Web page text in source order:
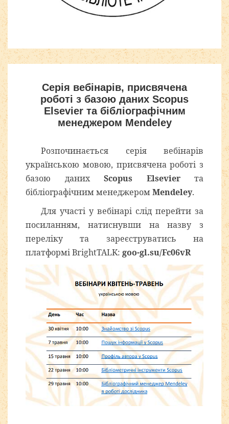
Серія вебінарів, присвячена
роботі з базою даних Scopus
Elsevier та бібліографічним
менеджером Mendeley
Розпочинається серія вебінарів
українською мовою, присвячена роботі з
базою даних Scopus Elsevierта
бібліографічним менеджеромMendeley.
Для участі у вебінарі слід перейти за
посиланням, натиснувши на назву з
переліку та зареєструватись на
платформі BrightTALK: goo-gl.su/Fc06vR